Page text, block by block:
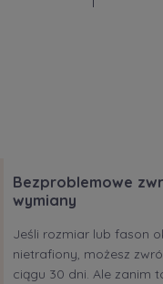
Bezproblemowe
wymiany
Jeśli rozmiar lub fason
nietrafiony, możesz
ciągu 30 dni. Ale zanim